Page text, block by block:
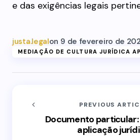
e das exigências legais
justa.legalon 9 de fevereiro de
MEDIAÇÃO DE CULTURA JURÍDICA
PREVIOUS
Documento
aplicação